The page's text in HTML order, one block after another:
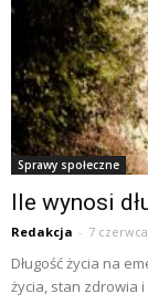
Sprawy społeczne
Ile wynosi
Redakcja - 7
Długość życia na
życia, stan zdrowia